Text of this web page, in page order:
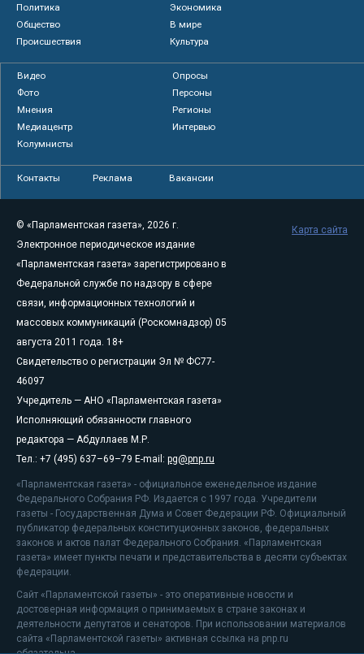
Политика
Экономика
Общество
В мире
Происшествия
Культура
Видео
Опросы
Фото
Персоны
Мнения
Регионы
Медиацентр
Интервью
Колумнисты
Контакты Реклама Вакансии
© «Парламентская газета», 2026 г.
Электронное периодическое издание
«Парламентская газета» зарегистрировано в
Федеральной службе по надзору в сфере
связи, информационных технологий и
массовых коммуникаций (Роскомнадзор) 05
августа 2011 года. 18+
Свидетельство о регистрации Эл № ФС77-
46097
Учредитель — АНО «Парламентская газета»
Исполняющий обязанности главного
редактора — Абдуллаев М.Р.
Тел.: +7 (495) 637–69–79 E-mail: pg@pnp.ru
«Парламентская газета» - официальное еженедельное издание
Федерального Собрания РФ. Издается с 1997 года. Учредители
газеты - Государственная Дума и Совет Федерации РФ. Официальный
публикатор федеральных конституционных законов, федеральных
законов и актов палат Федерального Собрания. «Парламентская
газета» имеет пункты печати и представительства в десяти субъектах
федерации.
Сайт «Парламентской газеты» - это оперативные новости и
достоверная информация о принимаемых в стране законах и
деятельности депутатов и сенаторов. При использовании материалов
сайта «Парламентской газеты» активная ссылка на pnp.ru
Карта сайта